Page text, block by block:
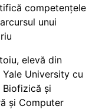
competențele
unui
elevă din
University cu
și
și Computer